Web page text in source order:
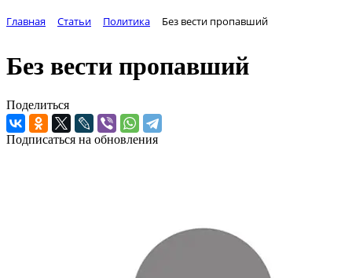
Главная Статьи Политика Без вести пропавший
Без вести пропавший
Поделиться
Подписаться на обновления